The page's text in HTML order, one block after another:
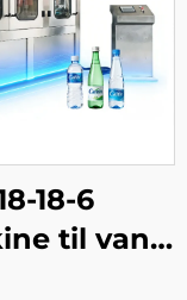
18-6
til vand